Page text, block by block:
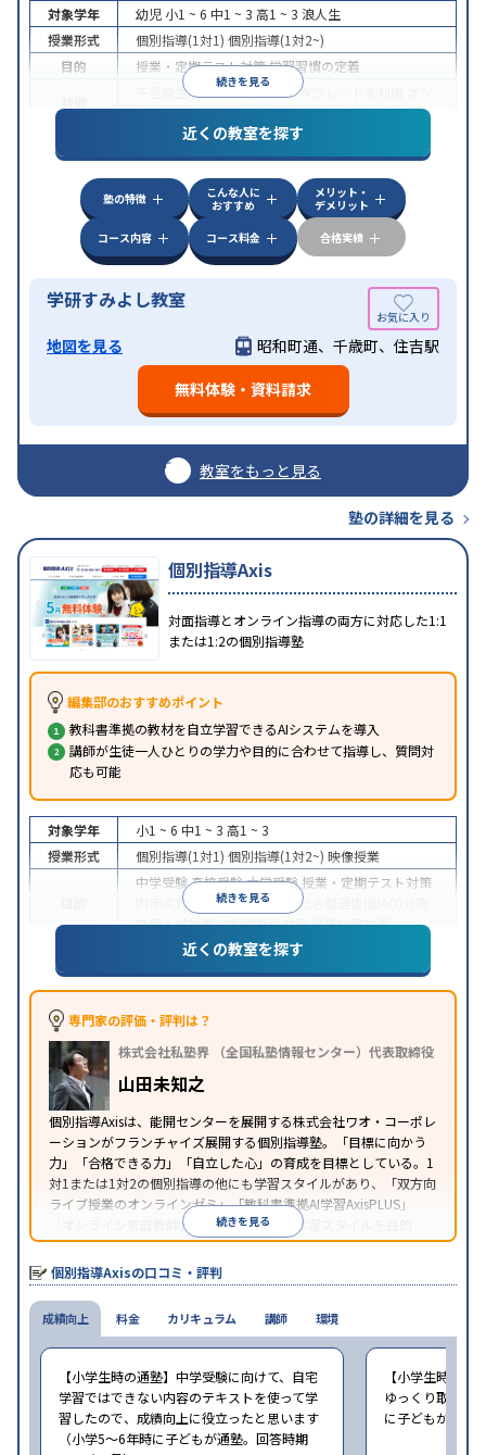
続きを見る
対象学年 幼児 小1 ~ 6 中1 ~ 3 高1 ~ 3 浪人生
授業形式
個別指導(1対1) 個別指導(1対2~)
目的
授業・定期テスト対策学習習慣の定着
不登校生に対応学習にPC・タブレットを利用
ライン対応
近くの教室を探す
塾の特徴
こんな人に
おすすめ
メリット・
デメリット
コース内容
コース料金 合格実績
学研すみよし教室
地図を見る
昭和町通、千歳町、住吉駅
無料体験・資料請求
教室をもっと見る
塾の詳細を見る
個別指導Axis
対面指導とオンライン指導の両方に対応した1:1
または1:2の個別指導塾
編集部のおすすめポイント
教科書準拠の教材を自立学習できるAIシステムを導入
講師が生徒一人ひとりの学力や目的に合わせて指導し、質問対
応も可能
続きを見る
対象学年 小1 ~ 6 中1 ~ 3 高1 ~ 3
授業形式
個別指導(1対1) 個別指導(1対2~) 映像授業
中学受験高校受験大学受験 授業・定期テスト対策
内申点対策
学習習慣の定着
総合型選抜(旧AO)対策
推薦入試対策学校別特化対策各種検定対策
特徴
授業の振替可能学習にPC・タブレットを利用
ライン対応1科目から受講可能季節講習のみの受講
可
※2023年3月調査。小学校高学年の個別指導塾アンケート調査方法
近くの教室を探す
専門家の評価・評判は？
株式会社私塾界 （全国私塾情報センター）代表取締役
山田未知之
個別指導Axisは、能開センターを展開する株式会社ワオ・コーポレ
ーションがフランチャイズ展開する個別指導塾。「目標に向かう
力」「合格できる力」「自立した心」の育成を目標としている。1
対1または1対2の個別指導の他にも学習スタイルがあり、「双方向
ライブ授業のオンラインゼミ」「教科書準拠AI学習AxisPLUS」
「オンライン家庭教師」など、さまざまな学習スタイルを目的
別・科目別に選択することができる。
続きを見る
個別指導Axisの口コミ・評判
成績向上
【小学生時の通塾】中学受験に向けて、自宅
学習ではできない内容のテキストを使って学
習したので、成績向上に役立ったと思います
（小学5〜6年時に子どもが通塾。回答時期
【小学生時の通
ゆっくり取り組
に子どもが通塾
料金 カリキュラム 講師 環境